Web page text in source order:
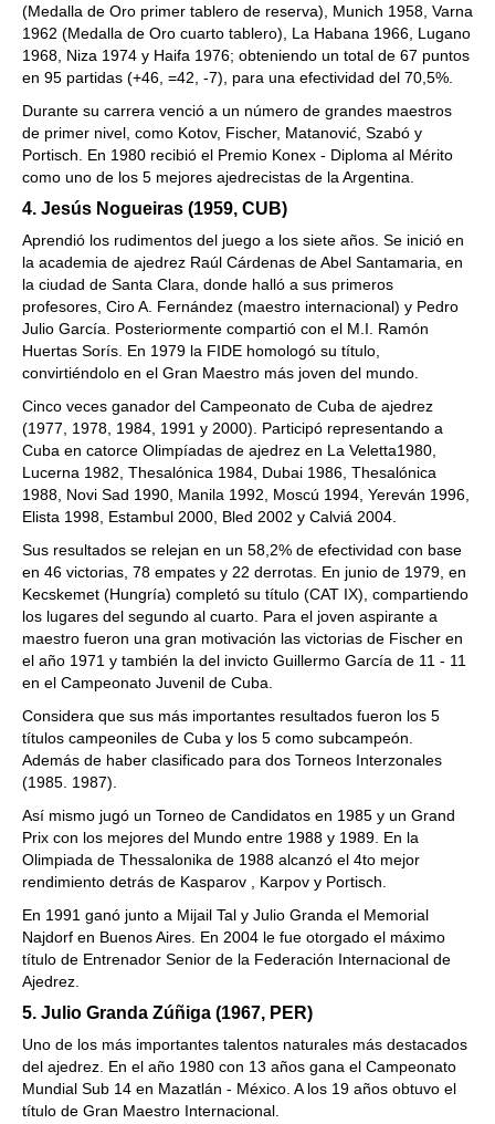
(Medalla de Oro primer tablero de reserva), Munich 1958, Varna
1962 (Medalla de Oro cuarto tablero), La Habana 1966, Lugano
1968, Niza 1974 y Haifa 1976; obteniendo un total de 67 puntos
en 95 partidas (+46, =42, -7), para una efectividad del 70,5%.
Durante su carrera venció a un número de grandes maestros
de primer nivel, como Kotov, Fischer, Matanović, Szabó y
Portisch. En 1980 recibió el Premio Konex - Diploma al Mérito
como uno de los 5 mejores ajedrecistas de la Argentina.
4. Jesús Nogueiras (1959, CUB)
Aprendió los rudimentos del juego a los siete años. Se inició en
la academia de ajedrez Raúl Cárdenas de Abel Santamaria, en
la ciudad de Santa Clara, donde halló a sus primeros
profesores, Ciro A. Fernández (maestro internacional) y Pedro
Julio García. Posteriormente compartió con el M.I. Ramón
Huertas Sorís. En 1979 la FIDE homologó su título,
convirtiéndolo en el Gran Maestro más joven del mundo.
Cinco veces ganador del Campeonato de Cuba de ajedrez
(1977, 1978, 1984, 1991 y 2000). Participó representando a
Cuba en catorce Olimpíadas de ajedrez en La Veletta1980,
Lucerna 1982, Thesalónica 1984, Dubai 1986, Thesalónica
1988, Novi Sad 1990, Manila 1992, Moscú 1994, Yereván 1996,
Elista 1998, Estambul 2000, Bled 2002 y Calviá 2004.
Sus resultados se relejan en un 58,2% de efectividad con base
en 46 victorias, 78 empates y 22 derrotas. En junio de 1979, en
Kecskemet (Hungría) completó su título (CAT IX), compartiendo
los lugares del segundo al cuarto. Para el joven aspirante a
maestro fueron una gran motivación las victorias de Fischer en
el año 1971 y también la del invicto Guillermo García de 11 - 11
en el Campeonato Juvenil de Cuba.
Considera que sus más importantes resultados fueron los 5
títulos campeoniles de Cuba y los 5 como subcampeón.
Además de haber clasificado para dos Torneos Interzonales
(1985. 1987).
Así mismo jugó un Torneo de Candidatos en 1985 y un Grand
Prix con los mejores del Mundo entre 1988 y 1989. En la
Olimpiada de Thessalonika de 1988 alcanzó el 4to mejor
rendimiento detrás de Kasparov , Karpov y Portisch.
En 1991 ganó junto a Mijail Tal y Julio Granda el Memorial
Najdorf en Buenos Aires. En 2004 le fue otorgado el máximo
título de Entrenador Senior de la Federación Internacional de
Ajedrez.
5. Julio Granda Zúñiga (1967, PER)
Uno de los más importantes talentos naturales más destacados
del ajedrez. En el año 1980 con 13 años gana el Campeonato
Mundial Sub 14 en Mazatlán - México. A los 19 años obtuvo el
título de Gran Maestro Internacional.